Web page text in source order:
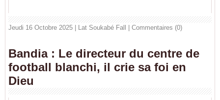
Jeudi 16 Octobre 2025 | Lat Soukabé Fall Commentaires (0)
Bandia : Le directeur du centre de
football blanchi, il crie sa foi en
Dieu